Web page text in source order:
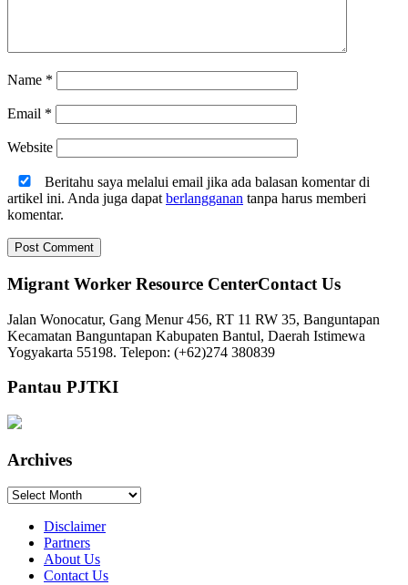
Name *
Email *
Website
Beritahu saya melalui email jika ada balasan komentar di
artikel ini. Anda juga dapat berlangganan tanpa harus memberi
komentar.
Migrant Worker Resource CenterContact Us
Jalan Wonocatur, Gang Menur 456, RT 11 RW 35, Banguntapan
Kecamatan Banguntapan Kabupaten Bantul, Daerah Istimewa
Yogyakarta 55198. Telepon: (+62)274 380839
Pantau PJTKI
Archives
Archives
Disclaimer
Partners
About Us
Contact Us